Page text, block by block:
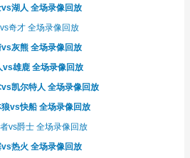
湖人 全场录像回放
奇才 全场录像回放
灰熊 全场录像回放
雄鹿 全场录像回放
凯尔特人 全场录像回放
vs快船 全场录像回放
vs爵士 全场录像回放
热火 全场录像回放